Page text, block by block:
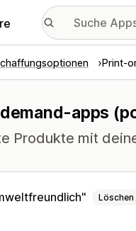
Print-
apps
Produkte mit
Löschen